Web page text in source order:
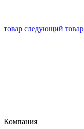
товар следующий товар
Компания